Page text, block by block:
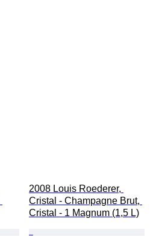
2008 Louis Roederer,
Cristal - Champagne Brut,
Cristal - 1 Magnum (1,5 L)